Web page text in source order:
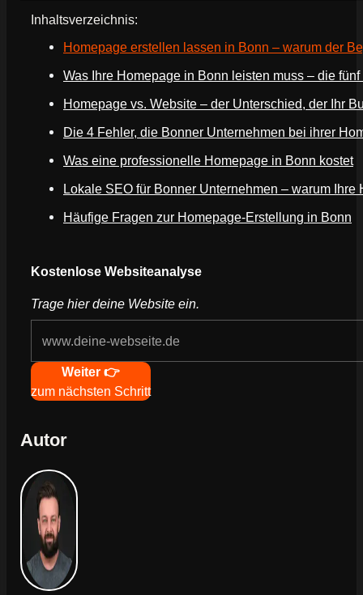
Inhaltsverzeichnis:
Homepage erstellen lassen in Bonn – warum der
Was Ihre Homepage in Bonn leisten muss – die
Homepage vs. Website – der Unterschied, der Ihr
Die 4 Fehler, die Bonner Unternehmen bei ihrer
Was eine professionelle Homepage in Bonn kostet
Lokale SEO für Bonner Unternehmen – warum
Häufige Fragen zur Homepage-Erstellung in Bonn
Kostenlose Websiteanalyse
Trage hier deine Website ein.
NavigationWeiter 👉
zum nächsten Schritt
Autor